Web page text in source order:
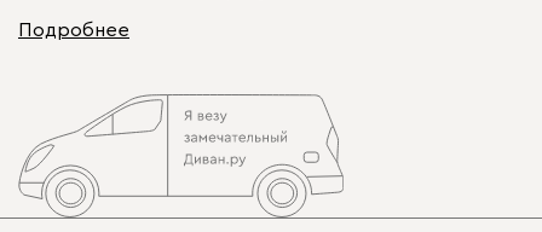
Подробнее